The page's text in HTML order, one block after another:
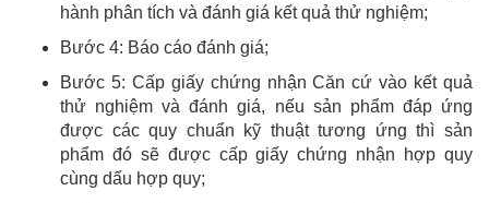
hành phân tích và đánh giá kết quả thử nghiệm;
Bước 4: Báo cáo đánh giá;
Bước 5: Cấp giấy chứng nhận Căn cứ vào kết quả
thử nghiệm và đánh giá, nếu sản phẩm đáp ứng
được các quy chuẩn kỹ thuật tương ứng thì sản
phẩm đó sẽ được cấp giấy chứng nhận hợp quy
cùng dấu hợp quy;